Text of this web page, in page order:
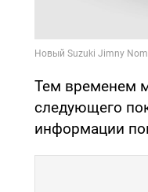
Тем временем
следующего
информации